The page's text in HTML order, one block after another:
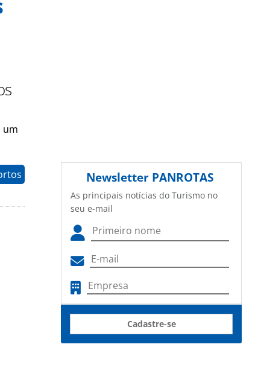
um
Newsletter PANROTAS
As principais notícias do Turismo no
seu e-mail
Cadastre-se